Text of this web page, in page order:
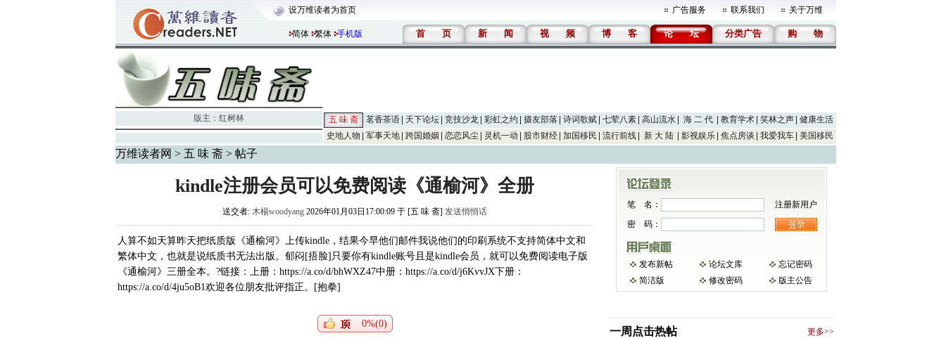
设万维读者为首页 广告服务 联系我们 关于万维
简体 繁体 手机版 首 页 新 闻 视 频 博 客 论 坛 分类广告 购 物
版主： 红树林 五 味 斋 茗香茶语 天下论坛 竞技沙龙 彩虹之约 摄友部落 诗词歌赋 七荤八素 高山流水 海 二 代 教育学术 笑林之声
健康生活
史地人物
军事天地 跨国婚姻 恋恋风尘 灵机一动 股市财经 加国移民 流行前线 新 大 陆 影视娱乐 焦点房谈 我爱我车 美国移民
万维读者网 > 五 味 斋> 帖子
kindle注册会员可以免费阅读《通榆河》全册
送交者: 木楊woodyang 2026年01月03日17:00:09 于 [五 味 斋] 发送悄悄话
人算不如天算昨天把纸质版《通榆河》上传kindle，结果今早他们邮件我说他们的印刷系统不支持简体中文和
繁体中文，也就是说纸质书无法出版。郁闷[捂脸]只要你有kindle账号且是kindle会员，就可以免费阅读电子版
《通榆河》三册全本。?链接：上册：https://a.co/d/bhWXZ47中册：https://a.co/d/j6KvvJX下册：
https://a.co/d/4ju5oB1欢迎各位朋友批评指正。[抱拳]
0%(0)
笔 名：
注册新用户
密 码：
发布新帖 论坛文库
忘记密码
简洁版
修改密码 版主公告
一周点击热帖 更多>>